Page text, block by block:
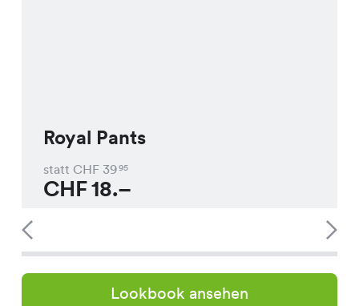
Royal Pants
statt CHF 3995
CHF18.–
Lookbook ansehen